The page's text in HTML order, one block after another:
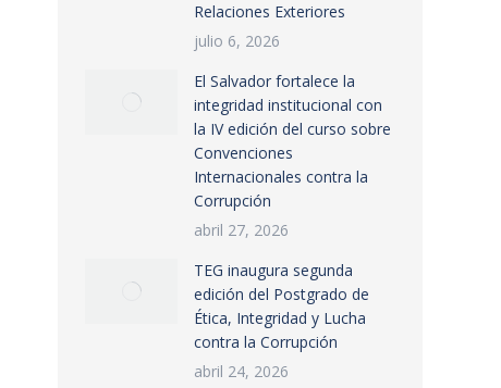
Relaciones Exteriores
julio 6, 2026
El Salvador fortalece la
integridad institucional con
la IV edición del curso sobre
Convenciones
Internacionales contra la
Corrupción
abril 27, 2026
TEG inaugura segunda
edición del Postgrado de
Ética, Integridad y Lucha
contra la Corrupción
abril 24, 2026